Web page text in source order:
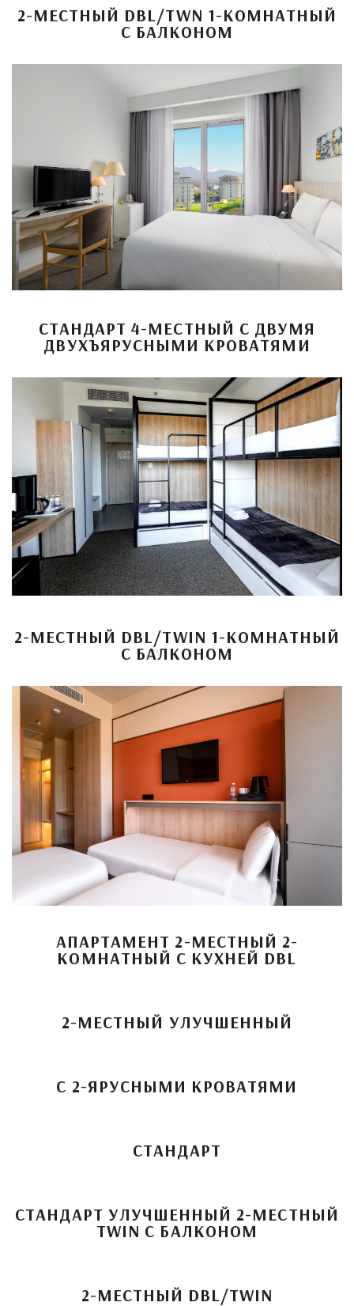
2-МЕСТНЫЙ DBL/TWN 1-КОМНАТНЫЙ
С БАЛКОНОМ
СТАНДАРТ 4-МЕСТНЫЙ С ДВУМЯ
ДВУХЪЯРУСНЫМИ КРОВАТЯМИ
2-МЕСТНЫЙ DBL/TWIN 1-КОМНАТНЫЙ
С БАЛКОНОМ
АПАРТАМЕНТ 2-МЕСТНЫЙ 2-
КОМНАТНЫЙ С КУХНЕЙ DBL
2-МЕСТНЫЙ УЛУЧШЕННЫЙ
С 2-ЯРУСНЫМИ КРОВАТЯМИ
СТАНДАРТ
СТАНДАРТ УЛУЧШЕННЫЙ 2-МЕСТНЫЙ
TWIN С БАЛКОНОМ
2-МЕСТНЫЙ DBL/TWIN